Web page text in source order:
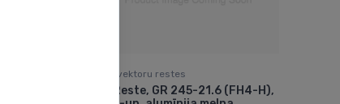
Konvektoru restes
Reste, GR 245-21.6 (FH4-H),